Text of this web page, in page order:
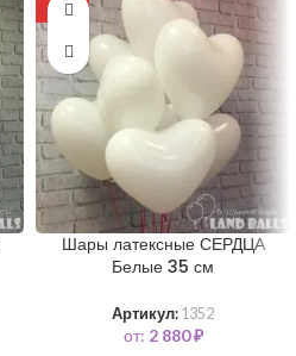
-11%
Шары латексные СЕРДЦА
Белые 35 см
Артикул: 1352
от: 2 880₽